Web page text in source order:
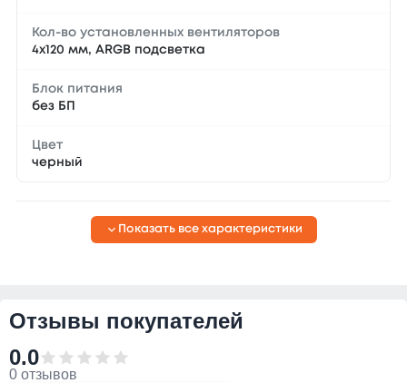
Кол-во установленных вентиляторов
4х120 мм, ARGB подсветка
Блок питания
без БП
Цвет
черный
Показать все характеристики
Отзывы покупателей
0.0
0 отзывов